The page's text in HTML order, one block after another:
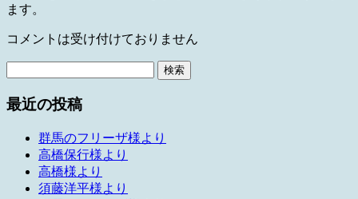
ます。
コメントは受け付けておりません
最近の投稿
群馬のフリーザ様より
高橋保行様より
高橋様より
須藤洋平様より